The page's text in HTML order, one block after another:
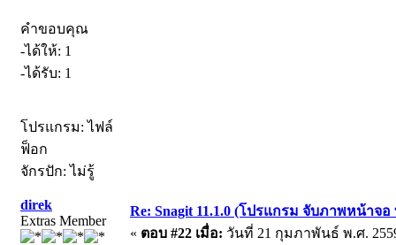
คำขอบคุณ
-ได้ให้: 1
-ได้รับ: 1
โปรแกรม: ไฟล์
ฟ็อก
จักรปัก: ไม่รู้
direk
Extras Member
Re: Snagit 11.1.0 (โปรแกรม จับภาพหน้าจ
« ตอบ #22 เมื่อ: วันที่ 21 กุมภาพันธ์ พ.ศ.